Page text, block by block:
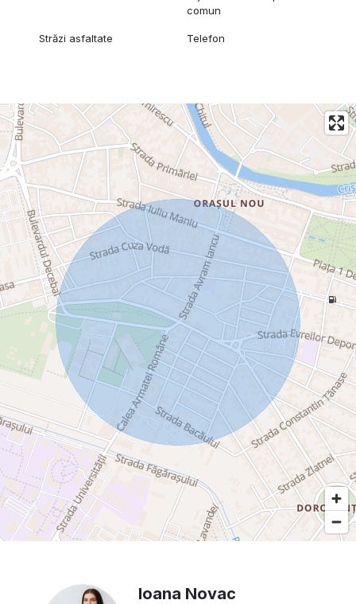
comun
Străzi asfaltate Telefon
Ioana Novac